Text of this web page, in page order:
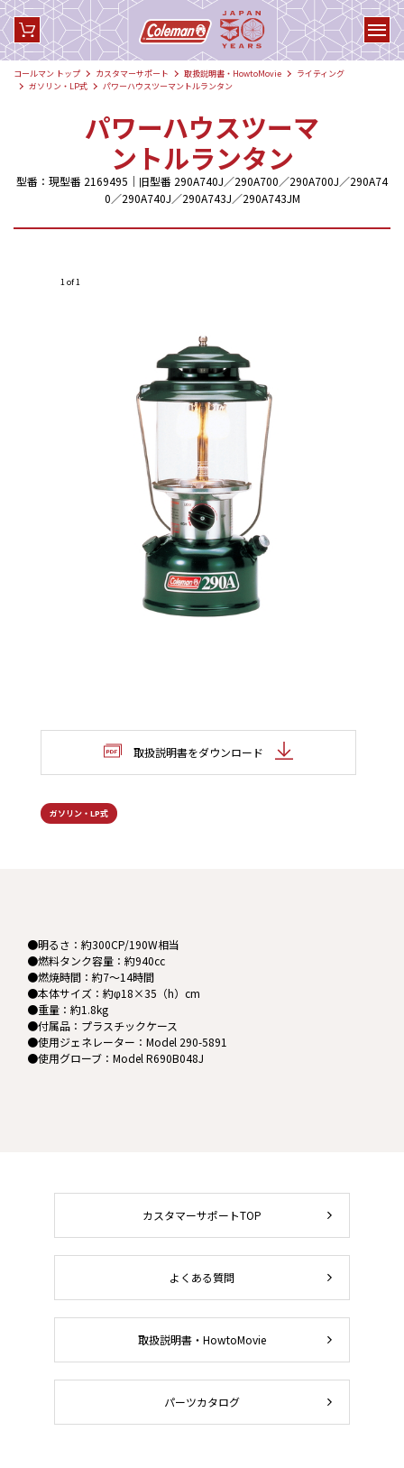
コールマン トップ カスタマーサポート 取扱説明書・HowtoMovie
ライティング
ガソリン・LP式
パワーハウスツーマントルランタン
パワーハウスツーマ
ントルランタン
型番：現型番 2169495｜旧型番 290A740J／290A700／290A700J／290A74
0／290A740J／290A743J／290A743JM
1 of 1
取扱説明書をダウンロード
ガソリン・LP式
●明るさ：約300CP/190W相当
●燃料タンク容量：約940cc
●燃焼時間：約7～14時間
●本体サイズ：約φ18×35（h）cm
●重量：約1.8kg
●付属品：プラスチックケース
●使用ジェネレーター：Model 290-5891
●使用グローブ：Model R690B048J
カスタマーサポートTOP
よくある質問
取扱説明書・HowtoMovie
パーツカタログ